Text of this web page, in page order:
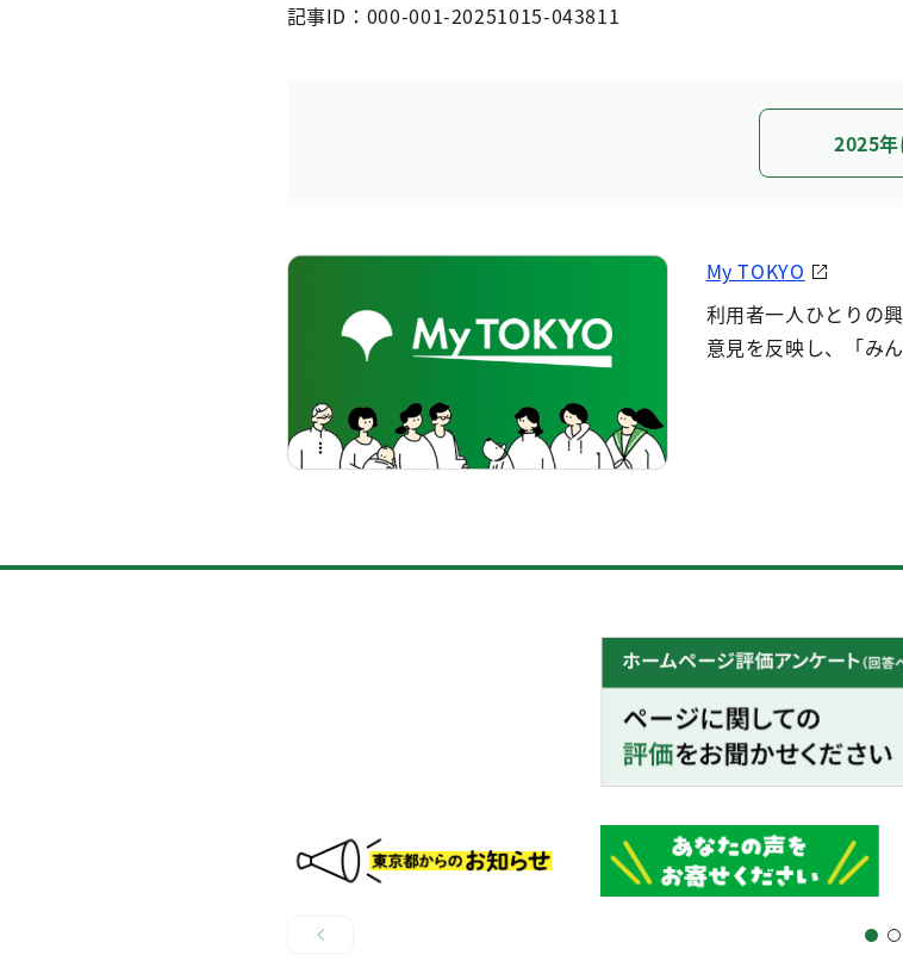
記事ID：000-001-20251015-043811
2025年
My TOKYO
利用者一人ひとりの
意見を反映し、「み